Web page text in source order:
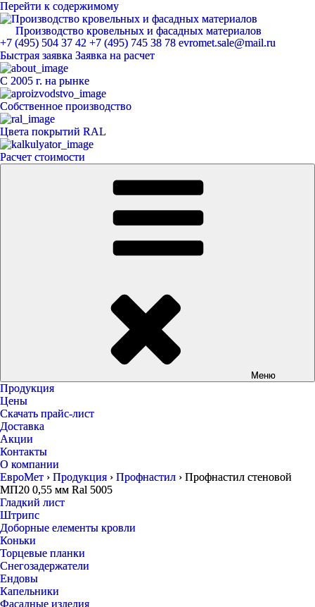
Перейти к содержимому
Производство кровельных и фасадных материалов
ЕвроМет
+7 (495) 504 37 42 +7 (495) 745 38 78 evromet.sale@mail.ru
Быстрая заявка Заявка на расчет
С 2005 г. на рынке
Собственное производство
Цвета покрытий RAL
Расчет стоимости
Меню
Продукция
Цены
Скачать прайс-лист
Доставка
Акции
Контакты
О компании
ЕвроМет › Продукция › Профнастил › Профнастил стеновой
МП20 0,55 мм Ral 5005
Гладкий лист
Штрипс
Доборные елементы кровли
Коньки
Торцевые планки
Снегозадержатели
Ендовы
Капельники
Фасадные изделия